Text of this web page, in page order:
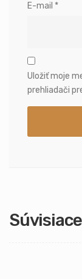
E-mail *
Uložiť moje
prehliadači